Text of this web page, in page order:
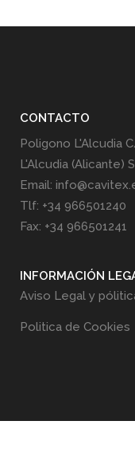
CONTACTO
Poligono L'Alcudia
L'Alcudia (Alicante)
Email:
Tlf: +34 966501240
Fax: +34 966501241
INFORMACIÓN
Aviso Legal y
Politica de Cookies